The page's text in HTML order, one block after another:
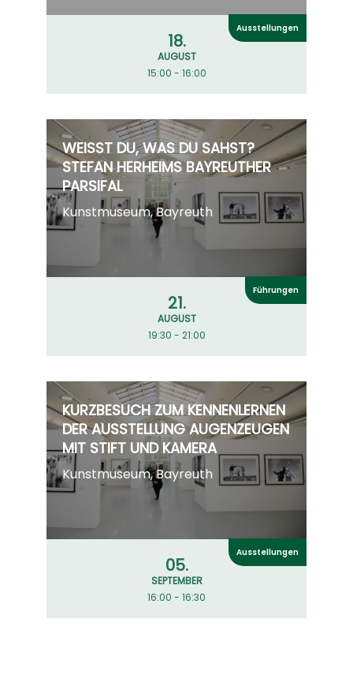
Ausstellungen
18.
AUGUST
15:00 - 16:00
WEISST DU, WAS DU SAHST? S
TEFAN HERHEIMS BAYREUTHER P
ARSIFAL
Kunstmuseum, Bayreuth
Führungen
21.
AUGUST
19:30 - 21:00
KURZBESUCH ZUM KENNENLERNEN
DER AUSSTELLUNG AUGENZEUGEN
MIT STIFT UND KAMERA
Kunstmuseum, Bayreuth
Ausstellungen
05.
SEPTEMBER
16:00 - 16:30